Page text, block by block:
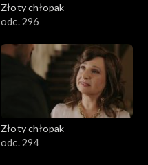
Złoty chłopak
odc. 296
Złoty chłopak
odc. 294